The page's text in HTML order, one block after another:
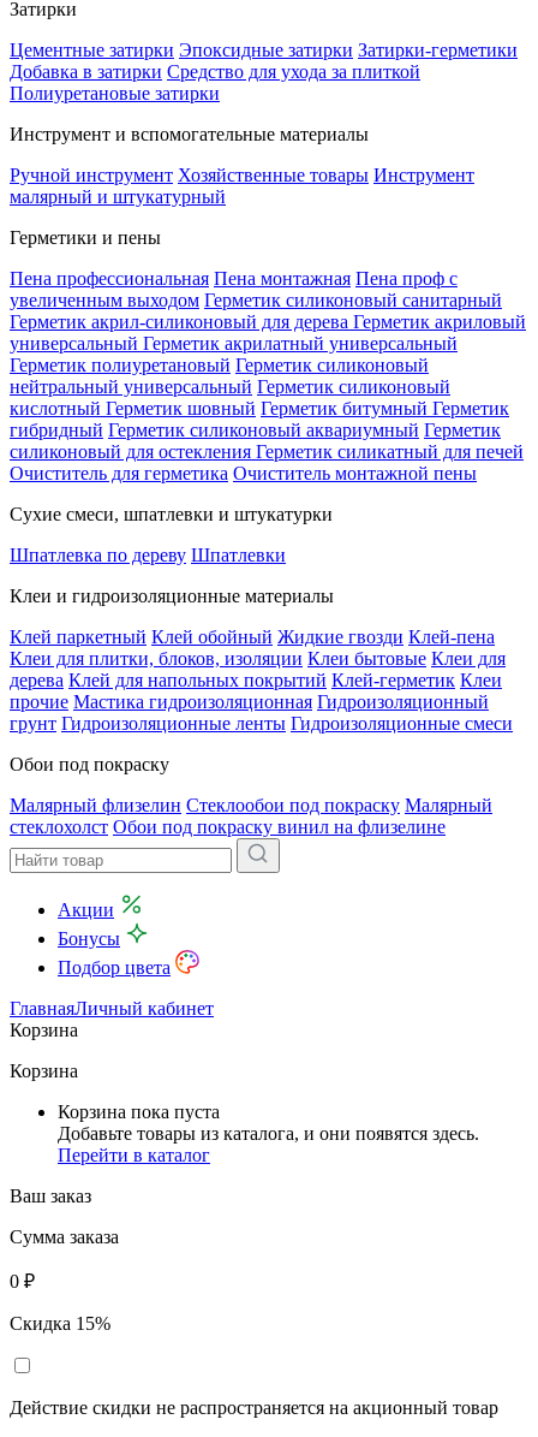
Затирки
Цементные затирки Эпоксидные затирки Затирки-герметики
Добавка в затирки Средство для ухода за плиткой
Полиуретановые затирки
Инструмент и вспомогательные материалы
Ручной инструмент Хозяйственные товары Инструмент
малярный и штукатурный
Герметики и пены
Пена профессиональная Пена монтажная Пена проф с
увеличенным выходом Герметик силиконовый санитарный
Герметик акрил-силиконовый для дерева Герметик акриловый
универсальный Герметик акрилатный универсальный
Герметик полиуретановый Герметик силиконовый
нейтральный универсальный Герметик силиконовый
кислотный Герметик шовный Герметик битумный Герметик
гибридный Герметик силиконовый аквариумный Герметик
силиконовый для остекления Герметик силикатный для печей
Очиститель для герметика Очиститель монтажной пены
Сухие смеси, шпатлевки и штукатурки
Шпатлевка по дереву Шпатлевки
Клеи и гидроизоляционные материалы
Клей паркетный Клей обойный Жидкие гвозди Клей-пена
Клеи для плитки, блоков, изоляции Клеи бытовые Клеи для
дерева Клей для напольных покрытий Клей-герметик Клеи
прочие Мастика гидроизоляционная Гидроизоляционный
грунт Гидроизоляционные ленты Гидроизоляционные смеси
Обои под покраску
Малярный флизелин Стеклообои под покраску Малярный
стеклохолст Обои под покраску винил на флизелине
Акции
Бонусы
Подбор цвета
ГлавнаяЛичный кабинет
Корзина
Корзина
Корзина пока пуста
Добавьте товары из каталога, и они появятся здесь.
Перейти в каталог
Ваш заказ
Сумма заказа
0 ₽
Скидка 15%
Действие скидки не распространяется на акционный товар